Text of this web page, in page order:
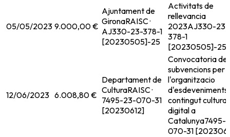
05/05/2023 9.000,00 €
Ajuntament de
GironaRAISC ·
AJ330-23-378-1
[20230505]-25
Activitats de
rellevancia
2023AJ330-23-
378-1
[20230505]-25
12/06/2023 6.008,80 €
Departament de
CulturaRAISC ·
7495-23-070-31
[20230612]
Convocatoria de
subvencions per
l'organitzacio
d'esdeveniments
contingut cultural
digital a
Catalunya7495-
070-31